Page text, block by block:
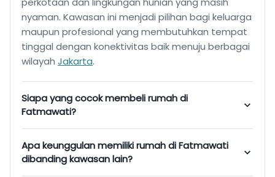
nyaman. Kawasan ini menjadi pilihan bagi keluarga
maupun profesional yang membutuhkan tempat
tinggal dengan konektivitas baik menuju berbagai
wilayah Jakarta.
Siapa yang cocok membeli rumah di
Fatmawati?
Apa keunggulan memiliki rumah di Fatmawati
dibanding kawasan lain?